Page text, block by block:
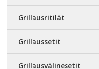
Grillausritilät
Grillaussetit
Grillausvälinesetit